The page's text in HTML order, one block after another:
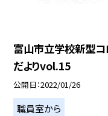
富山市立学校新型
だよりvol.15
公開日 2022/01/26
職員室から